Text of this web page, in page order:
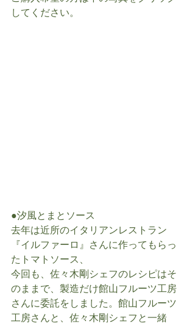
してください。
●汐風とまとソース
去年は近所のイタリアンレストラン
『イルファーロ』さんに作ってもらっ
たトマトソース、
今回も、佐々木剛シェフのレシピはそ
のままで、製造だけ館山フルーツ工房
さんに委託をしました。館山フルーツ
工房さんと、佐々木剛シェフと一緒